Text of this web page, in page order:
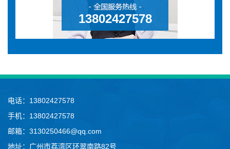
13802427578
电话：13802427578
手机：13802427578
邮箱：3130250466@qq.com
地址：广州市荔湾区环翠南路82号